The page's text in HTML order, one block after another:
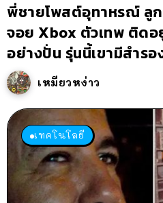
พี่ชายโพสต์อุทาหรณ์ ลู
จอย Xbox ตัวเทพ ติด
อย่างปั่น รุ่นนี้เขามีสำรอ
เหมียวหง่าว
เทคโนโลยี